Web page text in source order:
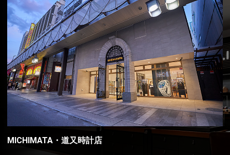
MICHIMATA・道又時計店